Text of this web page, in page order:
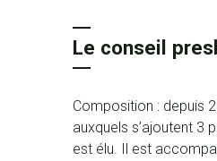
Le conseil
Composition : depuis
auxquels s’ajoutent 3
est élu. Il est